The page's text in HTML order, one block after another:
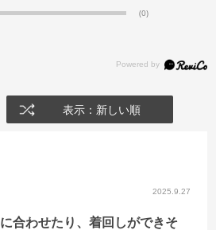
(0)
表示：新しい順
2025.9.27
合わせたり、着回しができそ